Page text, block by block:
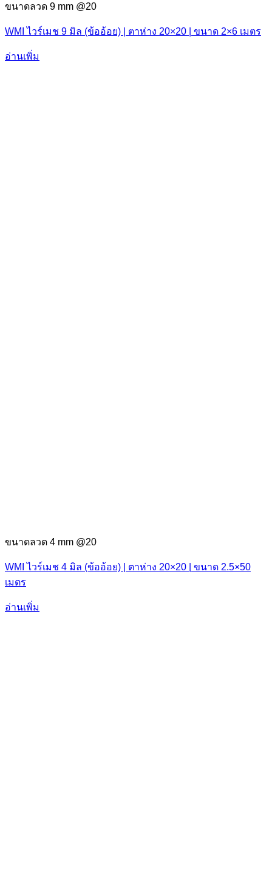
ขนาดลวด 9 mm @20
WMI ไวร์เมช 9 มิล (ข้ออ้อย) | ตาห่าง 20×20 | ขนาด 2×6 เมตร
อ่านเพิ่ม
ขนาดลวด 4 mm @20
WMI ไวร์เมช 4 มิล (ข้ออ้อย) | ตาห่าง 20×20 | ขนาด 2.5×50
เมตร
อ่านเพิ่ม